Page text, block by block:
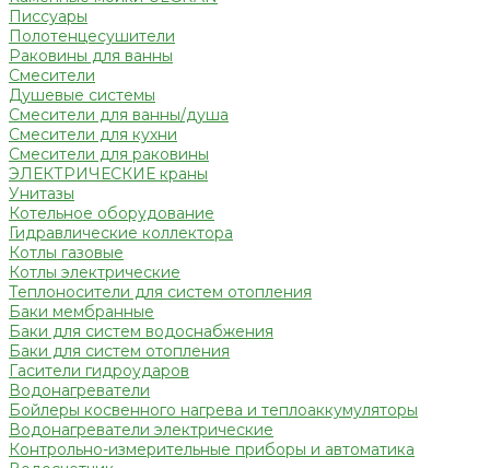
Писсуары
Полотенцесушители
Раковины для ванны
Смесители
Душевые системы
Смесители для ванны/душа
Смесители для кухни
Смесители для раковины
ЭЛЕКТРИЧЕСКИЕ краны
Унитазы
Котельное оборудование
Гидравлические коллектора
Котлы газовые
Котлы электрические
Теплоносители для систем отопления
Баки мембранные
Баки для систем водоснабжения
Баки для систем отопления
Гасители гидроударов
Водонагреватели
Бойлеры косвенного нагрева и теплоаккумуляторы
Водонагреватели электрические
Контрольно-измерительные приборы и автоматика